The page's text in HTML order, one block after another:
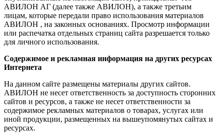
АВИЛОН АГ (далее также АВИЛОН), а также третьим
лицам, которые передали право использования материалов
АВИЛОН , на законных основаниях. Просмотр информации
или распечатка отдельных страниц сайта разрешается только
для личного использования.
Содержимое и рекламная информация на других ресурсах
Интернета
На данном сайте размещены материалы других сайтов.
АВИЛОН не несет ответственность за доступность сторонних
сайтов и ресурсов, а также не несет ответственности за
содержимое рекламных материалов о товарах, услугах или
иной продукции, размещенных на вышеупомянутых сайтах и
ресурсах.